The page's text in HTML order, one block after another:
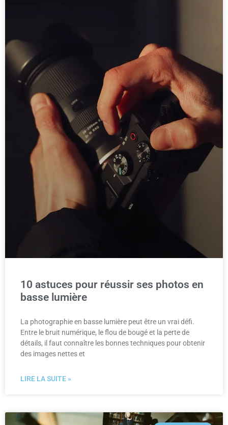
10 astuces pour réussir ses photos en
basse lumière
La photographie en basse lumière peut être un vrai défi.
Entre le bruit numérique, le flou de bougé et la perte de
détails, il faut connaître les bonnes techniques pour obtenir
des images nettes et
LIRE LA SUITE »